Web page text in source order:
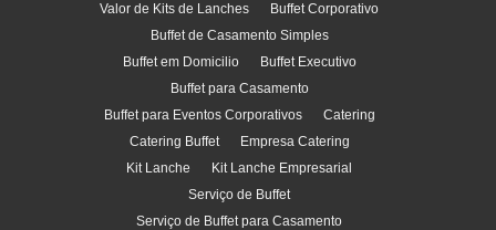
Valor de Kits de Lanches
Buffet Corporativo
Buffet de Casamento Simples
Buffet em Domicilio
Buffet Executivo
Buffet para Casamento
Buffet para Eventos Corporativos
Catering
Catering Buffet
Empresa Catering
Kit Lanche
Kit Lanche Empresarial
Serviço de Buffet
Serviço de Buffet para Casamento